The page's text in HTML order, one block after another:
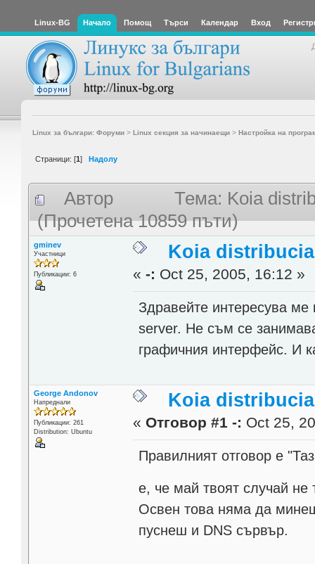
Linux-BG Начало Помощ Търси Календар Вход
Linux за българи: Форуми> Linux секция за начинаещи> Настройка на
Страници: [1] Надолу
Автор
Тема: Koia
(Прочетена 10859 пъти)
gminev
Участници
Публикации: 6
Koia
«-: Oct 25, 2005, 16:12 »
Здравейте интересува ме
server. Не съм се
графичния интерфейс. И
George Andonov
Напреднали
Публикации: 261
Distribution: Ubuntu
Koia
« Отговор #1 -: Oct 25,
Правилният отговор е
е, че май твоят случай
Освен това няма да
пуснеш и DNS сървър.